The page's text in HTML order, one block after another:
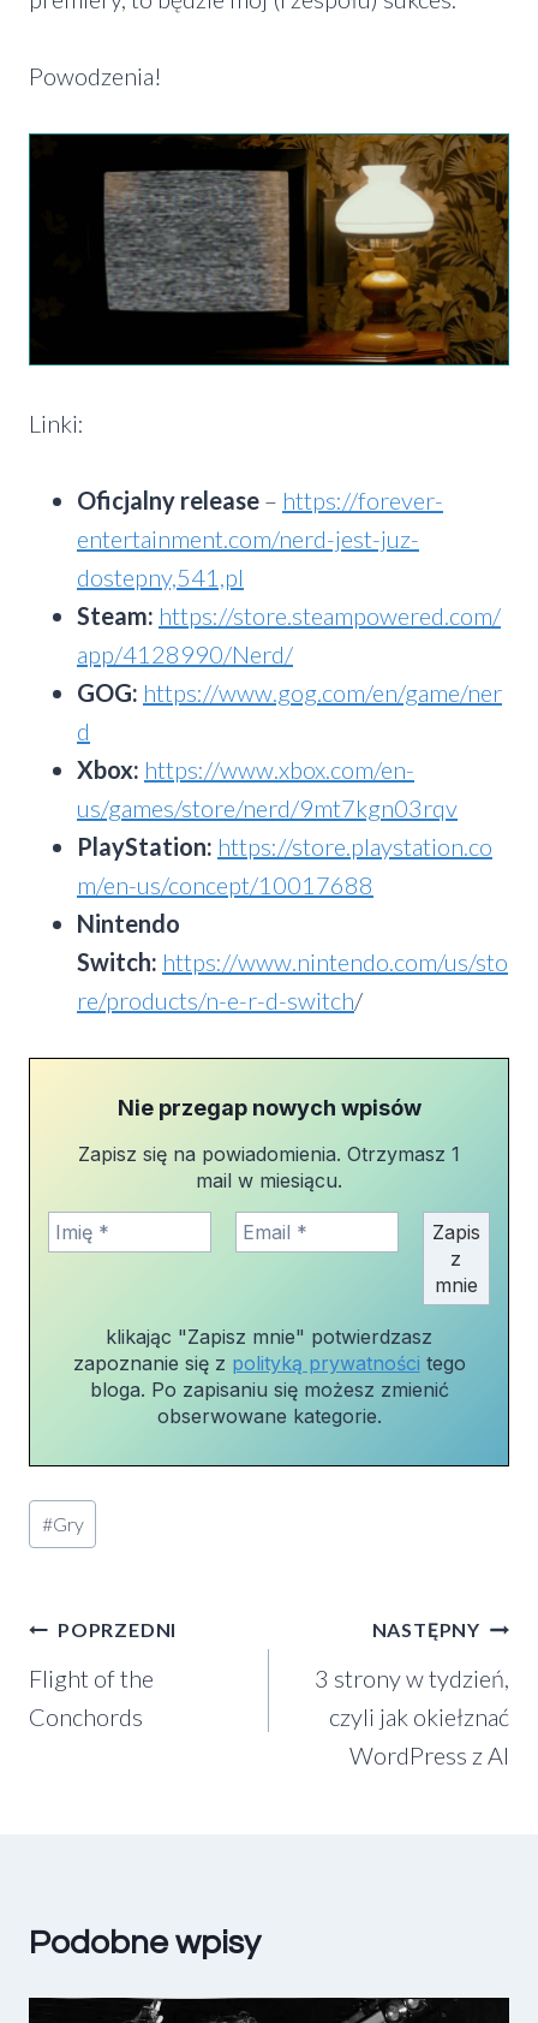
Powodzenia!
Linki:
Oficjalny release – https://forever-
entertainment.com/nerd-jest-juz-
dostepny,541,pl
Steam: https://store.steampowered.com/
app/4128990/Nerd/
GOG: https://www.gog.com/en/game/ner
d
Xbox: https://www.xbox.com/en-
us/games/store/nerd/9mt7kgn03rqv
PlayStation: https://store.playstation.co
m/en-us/concept/10017688
Nintendo
Switch: https://www.nintendo.com/us/sto
re/products/n-e-r-d-switch/
Nie przegap nowych wpisów
Zapisz się na powiadomienia. Otrzymasz 1
mail w miesiącu.
klikając "Zapisz mnie" potwierdzasz
zapoznanie się z polityką prywatności tego
bloga. Po zapisaniu się możesz zmienić
obserwowane kategorie.
Tagi
wpisu:
#Gry
Nawigacja
wpisu
POPRZEDNI
Flight of the
Conchords
NASTĘPNY
3 strony w tydzień,
czyli jak okiełznać
WordPress z AI
Podobne wpisy